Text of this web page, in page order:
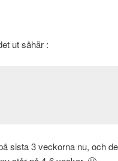
ut såhär :
sista 3 veckorna nu, och